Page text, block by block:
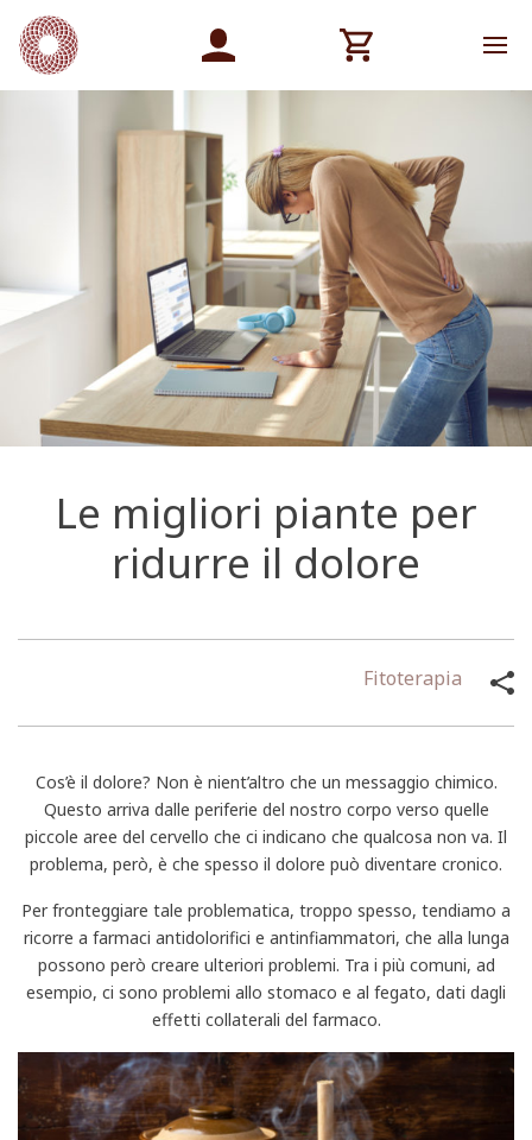
Le migliori piante per
ridurre il dolore
Fitoterapia
Cos’è il dolore? Non è nient’altro che un messaggio chimico.
Questo arriva dalle periferie del nostro corpo verso quelle
piccole aree del cervello che ci indicano che qualcosa non va. Il
problema, però, è che spesso il dolore può diventare cronico.
Per fronteggiare tale problematica, troppo spesso, tendiamo a
ricorre a farmaci antidolorifici e antinfiammatori, che alla lunga
possono però creare ulteriori problemi. Tra i più comuni, ad
esempio, ci sono problemi allo stomaco e al fegato, dati dagli
effetti collaterali del farmaco.